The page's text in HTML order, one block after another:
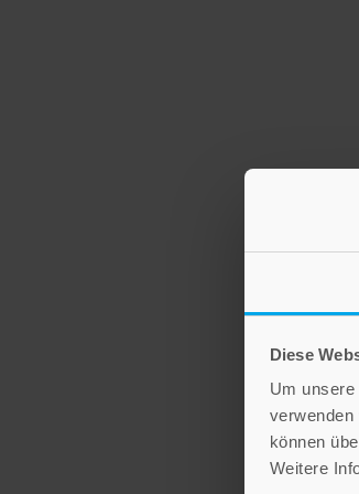
Diese
Um
können
Weitere